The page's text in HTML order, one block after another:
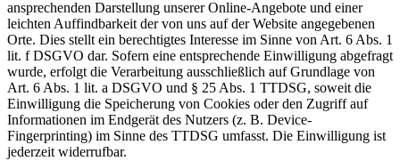
ansprechenden Darstellung unserer Online-Angebote und einer
leichten Auffindbarkeit der von uns auf der Website angegebenen
Orte. Dies stellt ein berechtigtes Interesse im Sinne von Art. 6 Abs. 1
lit. f DSGVO dar. Sofern eine entsprechende Einwilligung abgefragt
wurde, erfolgt die Verarbeitung ausschließlich auf Grundlage von
Art. 6 Abs. 1 lit. a DSGVO und § 25 Abs. 1 TTDSG, soweit die
Einwilligung die Speicherung von Cookies oder den Zugriff auf
Informationen im Endgerät des Nutzers (z. B. Device-
Fingerprinting) im Sinne des TTDSG umfasst. Die Einwilligung ist
jederzeit widerrufbar.